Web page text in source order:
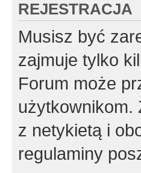
REJESTRACJA
Musisz być
zajmuje tylko
Forum może
użytkownikom.
z netykietą i
regulaminy